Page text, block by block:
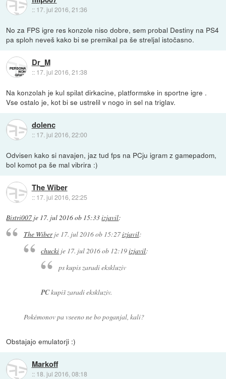
:: 17. jul 2016, 21:36
No za FPS igre res konzole niso dobre, sem probal Destiny na PS4
pa sploh neveš kako bi se premikal pa še streljal istočasno.
Dr_M
:: 17. jul 2016, 21:38
Na konzolah je kul spilat dirkacine, platformske in sportne igre .
Vse ostalo je, kot bi se ustrelil v nogo in sel na triglav.
dolenc
:: 17. jul 2016, 22:00
Odvisen kako si navajen, jaz tud fps na PCju igram z gamepadom,
bol komot pa še mal vibrira :)
The Wiber
:: 17. jul 2016, 22:25
Bistri007 je 17. jul 2016 ob 15:33izjavil:
The Wiberje 17. jul 2016 ob 15:27izjavil:
chucki je 17. jul 2016 ob 12:19izjavil:
ps kupis zaradi ekskluziv
PCkupiš zaradi ekskluziv.
Pokémonov pa vseeno ne bo poganjal, kali?
Obstajajo emulatorji :)
Markoff
:: 18. jul 2016, 08:18